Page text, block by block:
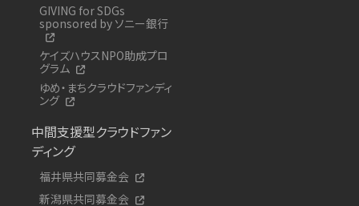
GIVING for SDGs
sponsored by ソニー銀行
ケイズハウスNPO助成プロ
グラム
ゆめ・まちクラウドファンディ
ング
中間支援型クラウドファン
ディング
福井県共同募金会
新潟県共同募金会